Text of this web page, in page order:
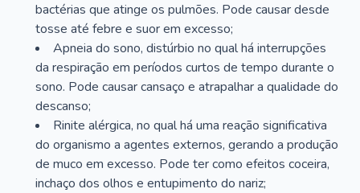
bactérias que atinge os pulmões. Pode causar desde
tosse até febre e suor em excesso;
Apneia do sono, distúrbio no qual há interrupções
da respiração em períodos curtos de tempo durante o
sono. Pode causar cansaço e atrapalhar a qualidade do
descanso;
Rinite alérgica, no qual há uma reação significativa
do organismo a agentes externos, gerando a produção
de muco em excesso. Pode ter como efeitos coceira,
inchaço dos olhos e entupimento do nariz;